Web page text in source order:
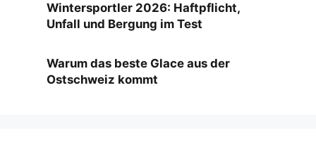
Wintersportler 2026: Haftpflicht,
Unfall und Bergung im Test
Warum das beste Glace aus der
Ostschweiz kommt